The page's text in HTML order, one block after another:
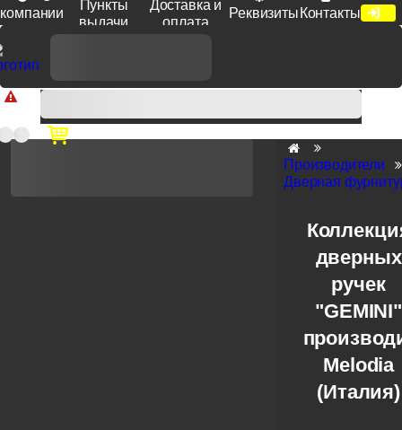
компании
Пункты
выдачи
Доставка и
оплата
Реквизиты Контакты
Доп. скидка от цен на сайте 7% при заказе от 50 тыс. руб
продукции Venezia, Fratelli, Tupai, Extreza, Melodia, Forme при
оплате по счету.
Производители
Дверная
дверных
ручек
"GEMINI"
Melodia
(Италия)